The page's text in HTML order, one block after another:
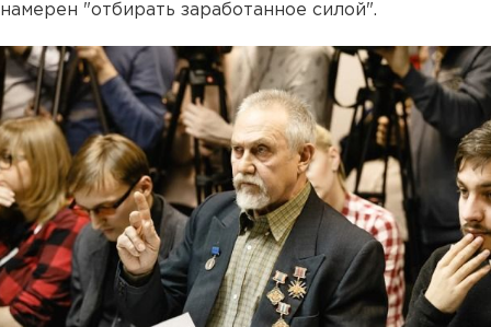
намерен "отбирать заработанное силой".